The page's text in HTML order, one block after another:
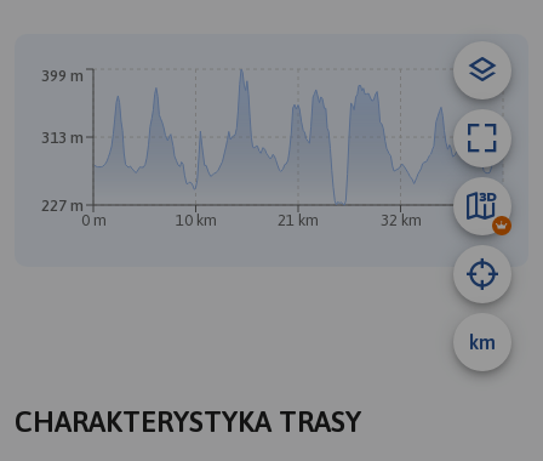
km
0 m 10 km 21 km 32 km 43 km
227 m
313 m
399 m
CHARAKTERYSTYKA TRASY